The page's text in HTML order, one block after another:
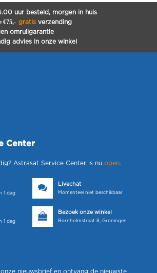
uur besteld, morgen in huis
€75,- gratisverzending
omruilgarantie
advies in onze winkel
Center
Astrasat Service Center is nu open.
1 dag
Livechat
Momenteel niet beschikbaar
1 dag
Bezoek onze winkel
Bornholmstraat 8, Groningen
nieuwsbrief en ontvang de nieuwste